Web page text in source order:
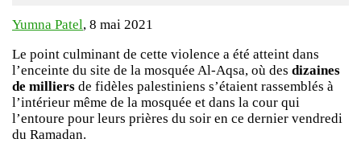
Yumna Patel, 8 mai 2021
Le point culminant de cette violence a été atteint dans
l’enceinte du site de la mosquée Al-Aqsa, où des dizaines
de milliers de fidèles palestiniens s’étaient rassemblés à
l’intérieur même de la mosquée et dans la cour qui
l’entoure pour leurs prières du soir en ce dernier vendredi
du Ramadan.